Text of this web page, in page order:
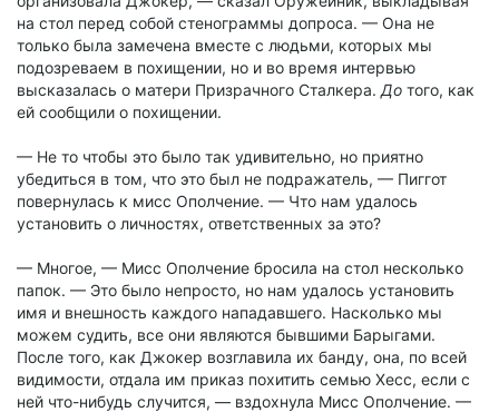
на стол перед собой стенограммы допроса. — Она не
только была замечена вместе с людьми, которых мы
подозреваем в похищении, но и во время интервью
высказалась о матери Призрачного Сталкера. До того, как
ей сообщили о похищении.
— Не то чтобы это было так удивительно, но приятно
убедиться в том, что это был не подражатель, — Пиггот
повернулась к мисс Ополчение. — Что нам удалось
установить о личностях, ответственных за это?
— Многое, — Мисс Ополчение бросила на стол несколько
папок. — Это было непросто, но нам удалось установить
имя и внешность каждого нападавшего. Насколько мы
можем судить, все они являются бывшими Барыгами.
После того, как Джокер возглавила их банду, она, по всей
видимости, отдала им приказ похитить семью Хесс, если с
ней что-нибудь случится, — вздохнула Мисс Ополчение. —